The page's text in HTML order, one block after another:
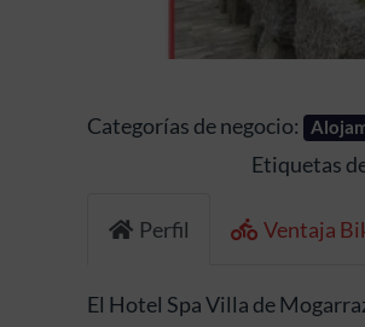
Categorías de negocio:
Etiquetas
Perfil Ventaja
El Hotel Spa Villa de